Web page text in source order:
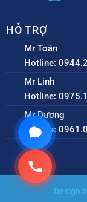
HỖ TRỢ
Mr Toàn
Hotline:
Mr Linh
Hotline:
Mr Dương
Hotline:
Design